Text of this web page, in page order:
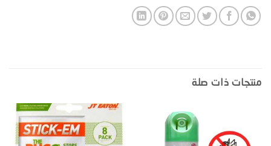
منتجات ذات صلة